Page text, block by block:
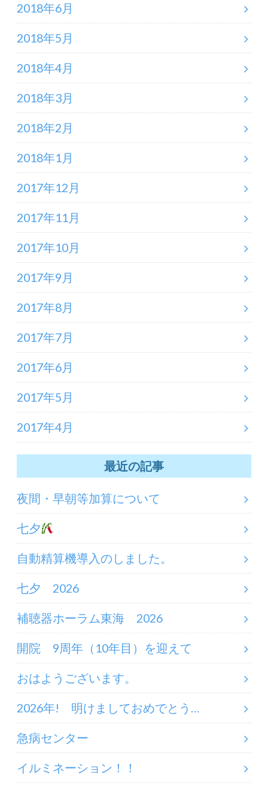
2018年6月
2018年5月
2018年4月
2018年3月
2018年2月
2018年1月
2017年12月
2017年11月
2017年10月
2017年9月
2017年8月
2017年7月
2017年6月
2017年5月
2017年4月
最近の記事
夜間・早朝等加算について
七夕
自動精算機導入のしました。
七夕 2026
補聴器ホーラム東海 2026
開院 9周年（10年目）を迎えて
おはようございます。
2026年! 明けましておめでとう…
急病センター
イルミネーション！！